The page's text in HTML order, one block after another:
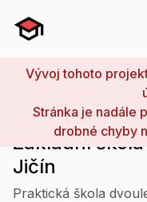
Vývoj tohoto
Stránka je nadále
drobné chyby
Základní
Jičín
Praktická škola